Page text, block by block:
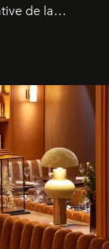
de la